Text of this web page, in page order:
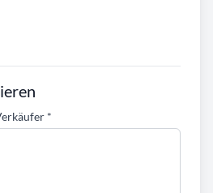
*